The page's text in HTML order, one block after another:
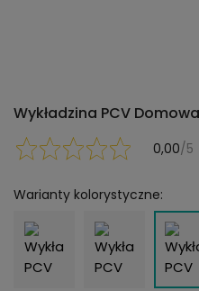
Wykładzina PCV
0,00/5
Warianty kolorystyczne: